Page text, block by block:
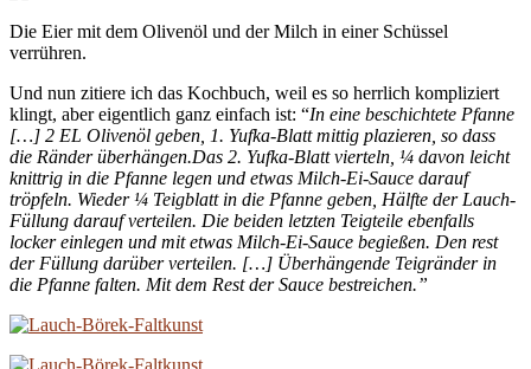
Die Eier mit dem Olivenöl und der Milch in einer Schüssel
verrühren.
Und nun zitiere ich das Kochbuch, weil es so herrlich kompliziert
klingt, aber eigentlich ganz einfach ist: “In eine beschichtete Pfanne
[…] 2 EL Olivenöl geben, 1. Yufka-Blatt mittig plazieren, so dass
die Ränder überhängen.Das 2. Yufka-Blatt vierteln, ¼ davon leicht
knittrig in die Pfanne legen und etwas Milch-Ei-Sauce darauf
tröpfeln. Wieder ¼ Teigblatt in die Pfanne geben, Hälfte der Lauch-
Füllung darauf verteilen. Die beiden letzten Teigteile ebenfalls
locker einlegen und mit etwas Milch-Ei-Sauce begießen. Den rest
der Füllung darüber verteilen. […] Überhängende Teigränder in
die Pfanne falten. Mit dem Rest der Sauce bestreichen.”